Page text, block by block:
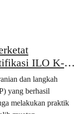
ILO K-
dan langkah
yang berhasil
melakukan praktik